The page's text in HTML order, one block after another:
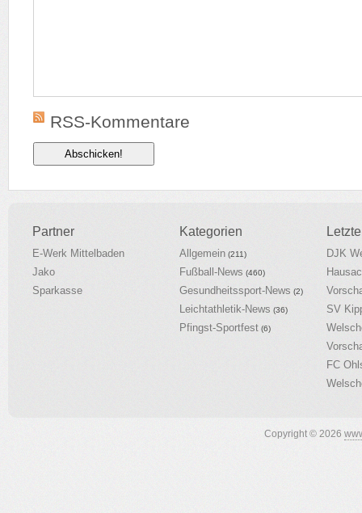
RSS-Kommentare
Partner
E-Werk Mittelbaden
Jako
Sparkasse
Kategorien
Allgemein (211)
Fußball-News (460)
Gesundheitssport-News (2)
Leichtathletik-News (36)
Pfingst-Sportfest (6)
DJK
SV
FC
Copyright © 2026